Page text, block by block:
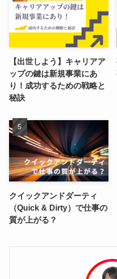
【出世しよう】キャリアア
ップの鍵は新規事業にあ
り！成功するための戦略と
秘訣
クイックアンドダーティ
（Quick & Dirty）で仕事の
質が上がる？